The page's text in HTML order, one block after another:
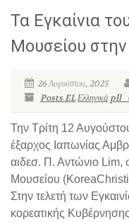
Τα Εγκαίνια
Μουσείου
26 Αυγούστου, 2025
Posts ELΕλληνικά
Την Τρίτη 12
έξαρχος Ιαπωνίας
αιδεσ. Π. Αντώνιο Lim,
Μουσείου
Στην τελετή των
κορεατικής